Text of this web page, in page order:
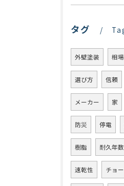
タグ
外壁塗装 相場
選び方 信頼
メーカー 家
防災 停電
樹脂 耐久年数
速乾性 チョ